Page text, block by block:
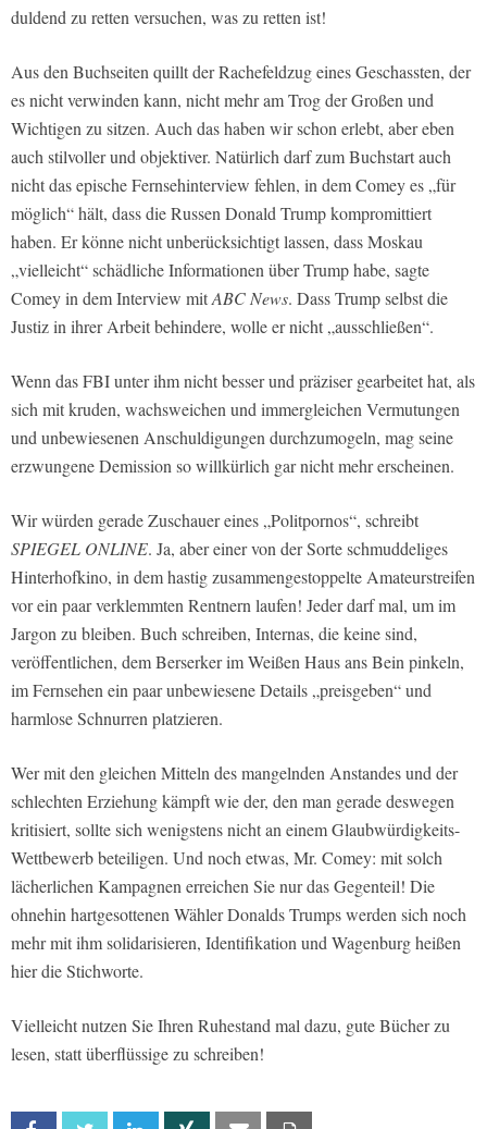
duldend zu retten versuchen, was zu retten ist!
Aus den Buchseiten quillt der Rachefeldzug eines Geschassten, der
es nicht verwinden kann, nicht mehr am Trog der Großen und
Wichtigen zu sitzen. Auch das haben wir schon erlebt, aber eben
auch stilvoller und objektiver. Natürlich darf zum Buchstart auch
nicht das epische Fernsehinterview fehlen, in dem Comey es „für
möglich“ hält, dass die Russen Donald Trump kompromittiert
haben. Er könne nicht unberücksichtigt lassen, dass Moskau
„vielleicht“ schädliche Informationen über Trump habe, sagte
Comey in dem Interview mitABC News. Dass Trump selbst die
Justiz in ihrer Arbeit behindere, wolle er nicht „ausschließen“.
Wenn das FBI unter ihm nicht besser und präziser gearbeitet hat, als
sich mit kruden, wachsweichen und immergleichen Vermutungen
und unbewiesenen Anschuldigungen durchzumogeln, mag seine
erzwungene Demission so willkürlich gar nicht mehr erscheinen.
Wir würden gerade Zuschauer eines „Politpornos“, schreibt
SPIEGEL ONLINE. Ja, aber einer von der Sorte schmuddeliges
Hinterhofkino, in dem hastig zusammengestoppelte Amateurstreifen
vor ein paar verklemmten Rentnern laufen! Jeder darf mal, um im
Jargon zu bleiben. Buch schreiben, Internas, die keine sind,
veröffentlichen, dem Berserker im Weißen Haus ans Bein pinkeln,
im Fernsehen ein paar unbewiesene Details „preisgeben“ und
harmlose Schnurren platzieren.
Wer mit den gleichen Mitteln des mangelnden Anstandes und der
schlechten Erziehung kämpft wie der, den man gerade deswegen
kritisiert, sollte sich wenigstens nicht an einem Glaubwürdigkeits-
Wettbewerb beteiligen. Und noch etwas, Mr. Comey: mit solch
lächerlichen Kampagnen erreichen Sie nur das Gegenteil! Die
ohnehin hartgesottenen Wähler Donalds Trumps werden sich noch
mehr mit ihm solidarisieren, Identifikation und Wagenburg heißen
hier die Stichworte.
Vielleicht nutzen Sie Ihren Ruhestand mal dazu, gute Bücher zu
lesen, statt überflüssige zu schreiben!